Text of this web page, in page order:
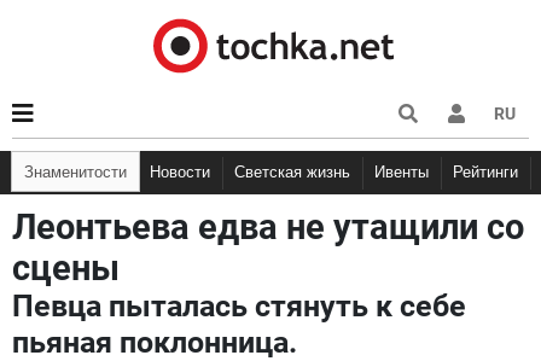
RU
Знаменитости Новости Светская жизнь Ивенты Рейтинги
Леонтьева едва не утащили со
сцены
Певца пыталась стянуть к себе
пьяная поклонница.